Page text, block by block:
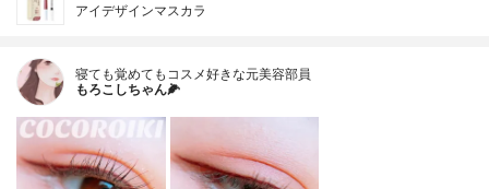
アイデザインマスカラ
寝ても覚めてもコスメ好きな元美容部員
もろこしちゃん🌽